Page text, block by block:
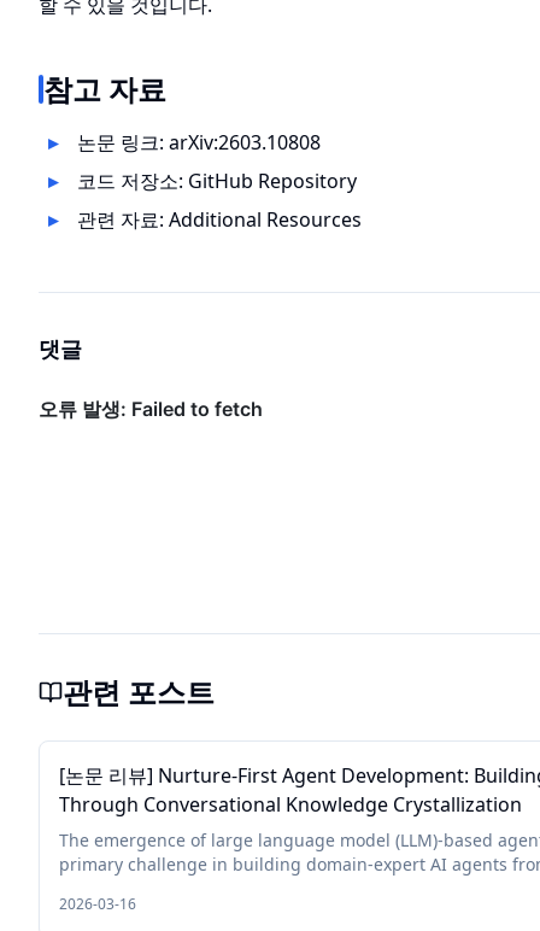
참고 자료
논문 링크: arXiv:2603.10808
코드 저장소: GitHub Repository
관련 자료: Additional Resources
댓글
관련 포스트
[논문 리뷰] Nurture-First Agent Development:
Through Conversational Knowledge Crystallization
The emergence of large language model (LLM)-based
primary challenge in building domain-expert AI agents
2026-03-16